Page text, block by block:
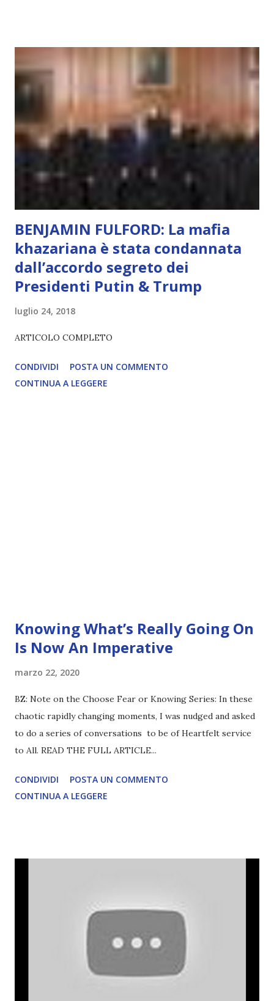
che permette di scegliere per amore anche quando non è la
scelta più efficiente. È ciò che ci collega all’Uno Infinito.
L’intelligenza può simulare comportamenti coscienti, ma
non può essere Coscienza. Può copiare, ma non può vivere
l’esperienza. Come diventerà ovvio Man mano che l’IA
diventerà sempre più avanzata (soprattutto tra il 2027 e il
2035), emergeranno situazioni che renderanno la differenza
lampante: L’IA sarà in gr...
BENJAMIN FULFORD: La mafia
khazariana è stata condannata
dall’accordo segreto dei
Presidenti Putin & Trump
luglio 24, 2018
ARTICOLO COMPLETO
CONDIVIDI
POSTA UN COMMENTO
CONTINUA A LEGGERE
Knowing What’s Really Going On
Is Now An Imperative
marzo 22, 2020
BZ: Note on the Choose Fear or Knowing Series: In these
chaotic rapidly changing moments, I was nudged and asked
to do a series of conversations to be of Heartfelt service
to All. READ THE FULL ARTICLE...
CONDIVIDI
POSTA UN COMMENTO
CONTINUA A LEGGERE